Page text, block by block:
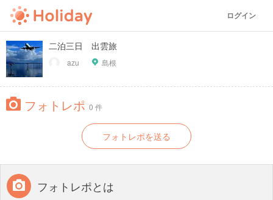
ログイン
二泊三日 出雲旅
azu 島根
フォトレポ 0 件
フォトレポを送る
フォトレポとは